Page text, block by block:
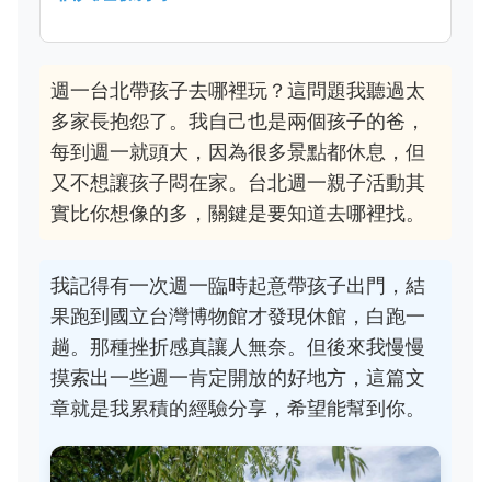
週一台北帶孩子去哪裡玩？這問題我聽過太
多家長抱怨了。我自己也是兩個孩子的爸，
每到週一就頭大，因為很多景點都休息，但
又不想讓孩子悶在家。台北週一親子活動其
實比你想像的多，關鍵是要知道去哪裡找。
我記得有一次週一臨時起意帶孩子出門，結
果跑到國立台灣博物館才發現休館，白跑一
趟。那種挫折感真讓人無奈。但後來我慢慢
摸索出一些週一肯定開放的好地方，這篇文
章就是我累積的經驗分享，希望能幫到你。